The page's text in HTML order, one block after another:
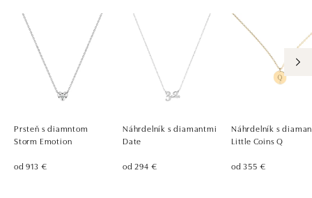
Prsteň s diamntom
Storm Emotion
od 913 €
Náhrdelník s diamantmi
Date
od 294 €
Náhrdelník s
Little Coins Q
od 355 €